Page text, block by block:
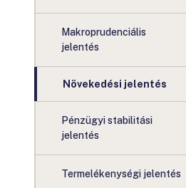
Makroprudenciális
jelentés
Növekedési jelentés
Pénzügyi stabilitási
jelentés
Termelékenységi jelentés